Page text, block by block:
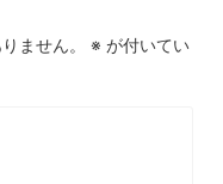
ません。 ※ が付いてい